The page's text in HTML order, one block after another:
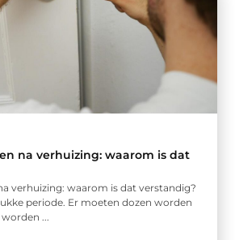
na verhuizing: waarom is dat
verhuizing: waarom is dat verstandig?
periode. Er moeten dozen worden
...